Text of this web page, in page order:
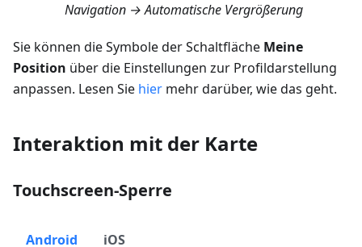
Navigation → Automatische Vergrößerung
Sie können die Symbole der Schaltfläche Meine
Position über die Einstellungen zur Profildarstellung
anpassen. Lesen Sie hier mehr darüber, wie das geht.
Interaktion mit der Karte
Touchscreen-Sperre
Android iOS